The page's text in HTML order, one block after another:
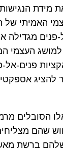
מידת
האמיתי
מגדילה
העצמי
פנים-אל-
להציג
הסובלים
שהם
ברשת